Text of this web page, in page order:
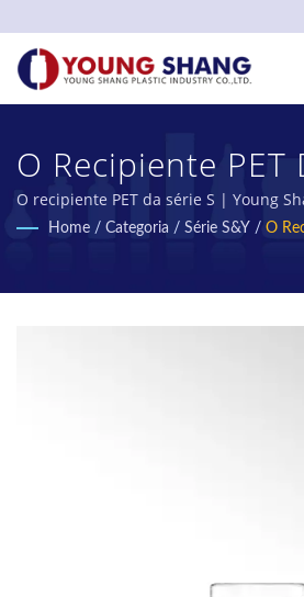
O Recipiente PET
| Fabricante De
Taiwan | YOUNG
PLASTIC
O recipiente PET da série S | Young
plásticos tem mais de 50 anos de
Home / Categoria / Série S&Y / O